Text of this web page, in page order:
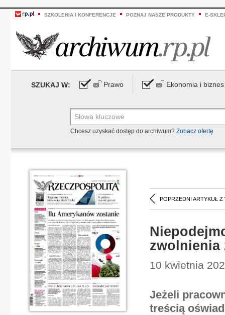
SZKOLENIA I KONFERENCJE POZNAJ NASZE PRODUKTY E-
SZUKAJ W: Prawo Ekonomia i biznes
Chcesz uzyskać dostęp do archiwum? Zobacz ofertę
POPRZEDNI ARTYKUŁ Z
zwolnienia
10 kwietnia
Jeżeli
treścią